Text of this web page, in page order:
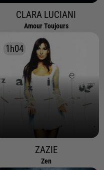
CLARA LUCIANI
Amour Toujours
1h04
1h04
ZAZIE
Zen